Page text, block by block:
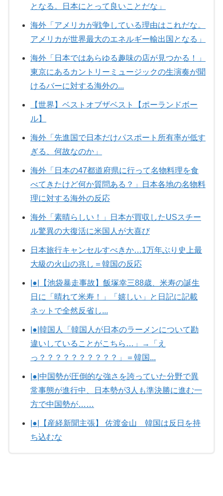
となる。日本にとって良いことだな」
海外「アメリカが戦争している理由はこれだな。
アメリカが世界最大のエネルギー輸出国となる」
海外「日本ではあらゆる趣味の店が見つかる！」
東京にあるカントリーミュージックの生演奏が聞
けるバーに対する海外の...
【世界】ベストオブザベスト【ポーランドボー
ル】
海外「先進国で日本だけパスポート所有率が低す
ぎる、何故なのか」
海外「日本の47都道府県に行って名物料理を食
べてきたけど何か質問ある？」日本各地の名物料
理に対する海外の反応
海外「素晴らしい！」日本が買収したUSスチー
ル驚異の大復活に米国人が大喜び
日本旅行キャンセルすべきか…1万年ぶり史上最
大級の火山の兆し＝韓国の反応
|●|【池袋暴走事故】飯塚幸三88歳、米寿の誕生
日に「晴れて米寿！」「嬉しい」と日記に記載
ネットで全然反省し...
|●|韓国人「韓国人が日本のラーメンについて勘
違いしていることがこちら…」→「え
っ？？？？？？？？？？」＝韓国...
|●|中国勢が圧倒的な強さを誇っていた分野で異
常事態が進行中、日本勢が3人も準決勝に進む一
方で中国勢が……
|●|【産経新聞主張】 佐渡金山 韓国は反日を持
ち込むな